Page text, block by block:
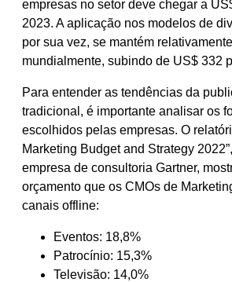
empresas no setor deve chegar a
2023. A aplicação nos modelos de
por sua vez, se mantém
mundialmente, subindo de US$ 332
Para entender as tendências da
tradicional, é importante analisar os
escolhidos pelas empresas. O
Marketing Budget and Strategy
empresa de consultoria Gartner,
orçamento que os CMOs de
canais offline:
Eventos: 18,8%
Patrocínio: 15,3%
Televisão: 14,0%